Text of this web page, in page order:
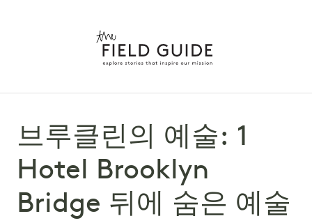
브루클린의 예술: 1
Hotel Brooklyn
Bridge 뒤에 숨은 예술